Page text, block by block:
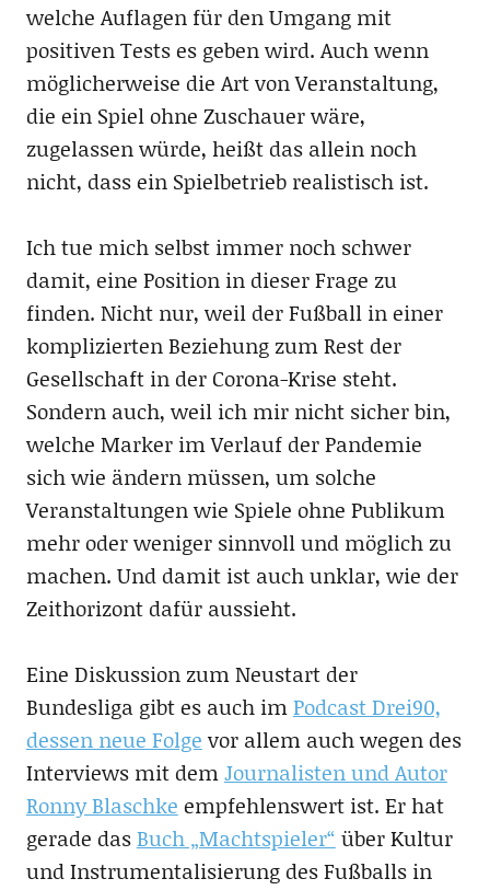
welche Auflagen für den Umgang mit
positiven Tests es geben wird. Auch wenn
möglicherweise die Art von Veranstaltung,
die ein Spiel ohne Zuschauer wäre,
zugelassen würde, heißt das allein noch
nicht, dass ein Spielbetrieb realistisch ist.
Ich tue mich selbst immer noch schwer
damit, eine Position in dieser Frage zu
finden. Nicht nur, weil der Fußball in einer
komplizierten Beziehung zum Rest der
Gesellschaft in der Corona-Krise steht.
Sondern auch, weil ich mir nicht sicher bin,
welche Marker im Verlauf der Pandemie
sich wie ändern müssen, um solche
Veranstaltungen wie Spiele ohne Publikum
mehr oder weniger sinnvoll und möglich zu
machen. Und damit ist auch unklar, wie der
Zeithorizont dafür aussieht.
Eine Diskussion zum Neustart der
Bundesliga gibt es auch imPodcast Drei90,
dessen neue Folge vor allem auch wegen des
Interviews mit demJournalisten und Autor
Ronny Blaschke empfehlenswert ist. Er hat
gerade dasBuch „Machtspieler“ über Kultur
und Instrumentalisierung des Fußballs in